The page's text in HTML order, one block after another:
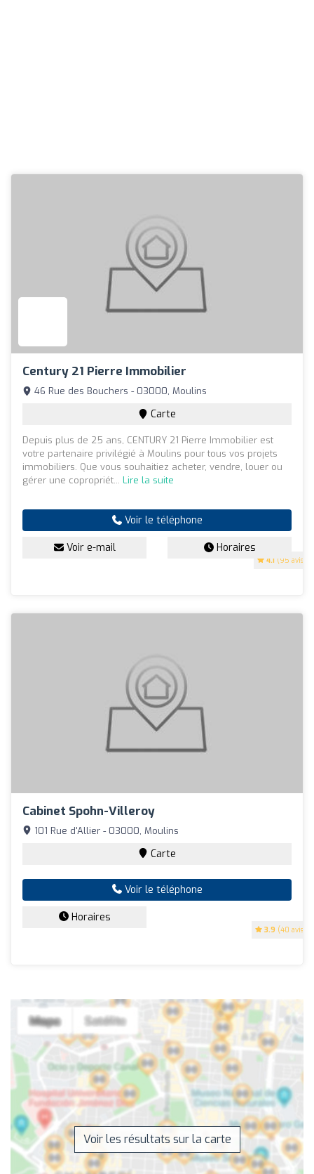
Century 21 Pierre Immobilier
4.1 (95 avis)
46 Rue des Bouchers - 03000, Moulins
Carte
Depuis plus de 25 ans, CENTURY 21 Pierre Immobilier est
votre partenaire privilégié à Moulins pour tous vos projets
immobiliers. Que vous souhaitiez acheter, vendre, louer ou
gérer une copropriét... Lire la suite
Voir le téléphone
Voir e-mail Horaires
Cabinet Spohn-Villeroy
3.9 (40 avis)
101 Rue d'Allier - 03000, Moulins
Carte
Voir le téléphone
Horaires
Voir les résultats sur la carte